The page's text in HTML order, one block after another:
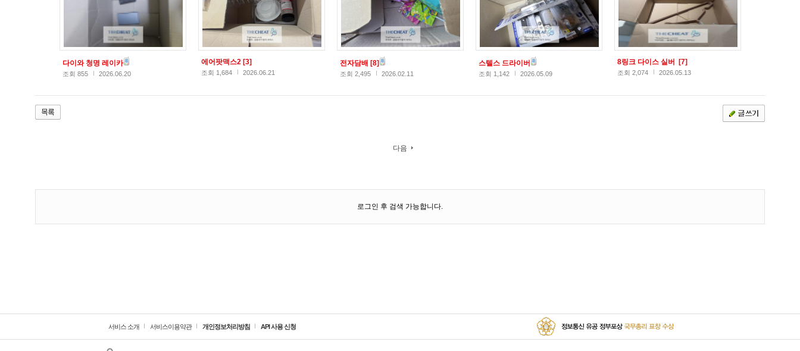
다이와 청명 레이카
조회 855 2026.06.20
에어팟맥스2 [3]
조회 1,684 2026.06.21
전자담배 [8]
조회 2,495 2026.02.11
스텔스 드라이버
조회 1,142 2026.05.09
8링크 다이스 실버 [7]
조회 2,074 2026.05.13
다음
로그인 후 검색 가능합니다.
서비스 소개 서비스이용약관 개인정보처리방침 API 사용 신청